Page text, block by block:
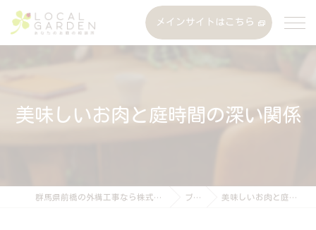
メインサイトはこちら
美味しいお肉と庭時間の深い関係
群馬県前橋の外構工事なら株式会社ローカルガーデン ブログ 美味しいお肉と庭時間の深い関係